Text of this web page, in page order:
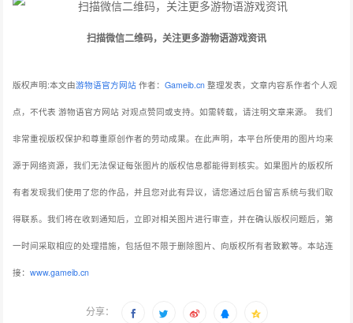
扫描微信二维码，关注更多游物语游戏资讯
版权声明:本文由游物语官方网站 作者：Gameib.cn 整理发表，文章内容系作者个人观
点，不代表 游物语官方网站 对观点赞同或支持。如需转载，请注明文章来源。 我们
非常重视版权保护和尊重原创作者的劳动成果。在此声明，本平台所使用的图片均来
源于网络资源，我们无法保证每张图片的版权信息都能得到核实。如果图片的版权所
有者发现我们使用了您的作品，并且您对此有异议，请您通过后台留言系统与我们取
得联系。我们将在收到通知后，立即对相关图片进行审查，并在确认版权问题后，第
一时间采取相应的处理措施，包括但不限于删除图片、向版权所有者致歉等。本站连
接：www.gameib.cn
分享：